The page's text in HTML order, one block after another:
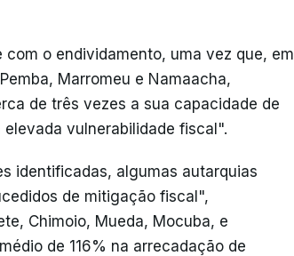
o endividamento, uma vez que, em
Marromeu e Namaacha,
de três vezes a sua capacidade de
vulnerabilidade fiscal".
identificadas, algumas autarquias
de mitigação fiscal",
Chimoio, Mueda, Mocuba, e
de 116% na arrecadação de